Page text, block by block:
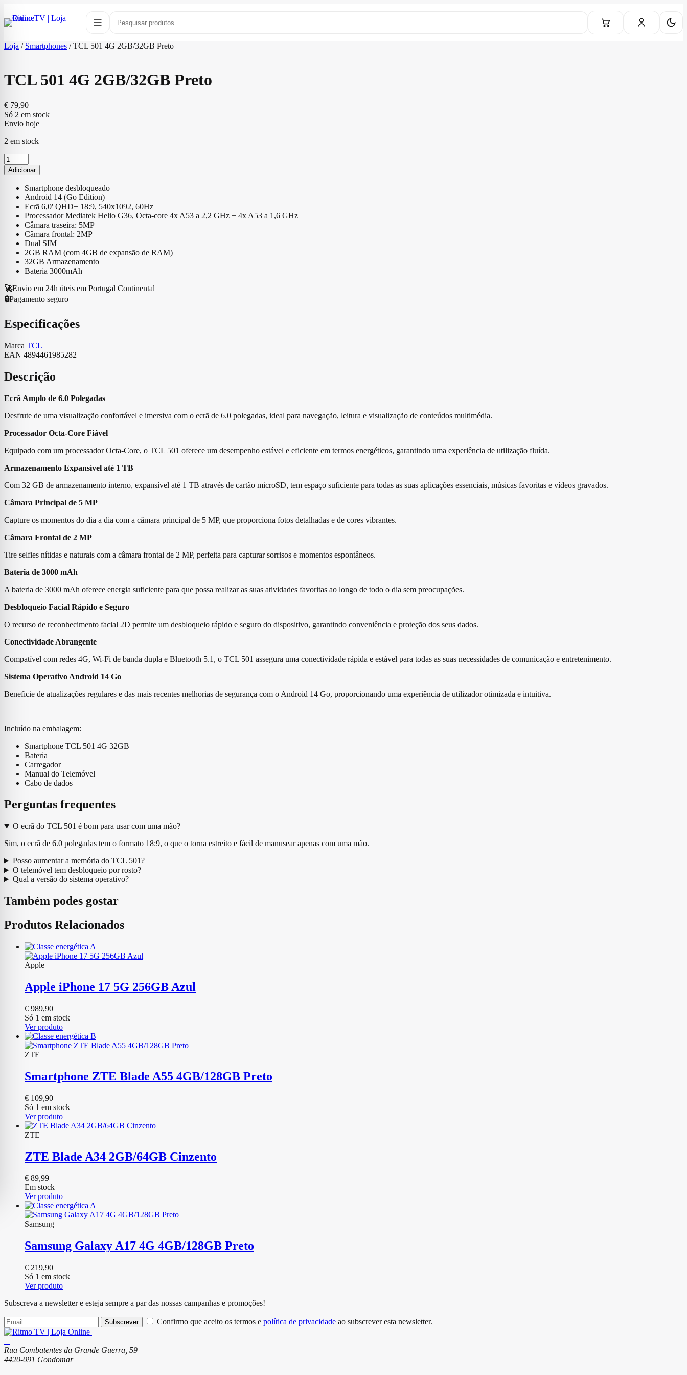
Loja / Smartphones / TCL 501 4G 2GB/32GB Preto
TCL 501 4G 2GB/32GB Preto
€ 79,90
Só 2 em stock
Envio hoje
2 em stock
Quantidade
de
TCL
2GB/32GB
Preto
Adicionar
Smartphone desbloqueado
Android 14 (Go Edition)
Ecrã 6,0' QHD+ 18:9, 540x1092, 60Hz
Processador Mediatek Helio G36, Octa-core 4x A53 a 2,2 GHz + 4x A53 a 1,6 GHz
Câmara traseira: 5MP
Câmara frontal: 2MP
Dual SIM
2GB RAM (com 4GB de expansão de RAM)
32GB Armazenamento
Bateria 3000mAh
🚀Envio em 24h úteis em Portugal Continental
🔒Pagamento seguro
Especificações
Marca TCL
EAN 4894461985282
Descrição
Ecrã Amplo de 6.0 Polegadas
Desfrute de uma visualização confortável e imersiva com o ecrã de 6.0 polegadas, ideal para navegação, leitura e visualização de conteúdos multimédia.
Processador Octa-Core Fiável
Equipado com um processador Octa-Core, o TCL 501 oferece um desempenho estável e eficiente em termos energéticos, garantindo uma experiência de utilização fluída.
Armazenamento Expansível até 1 TB
Com 32 GB de armazenamento interno, expansível até 1 TB através de cartão microSD, tem espaço suficiente para todas as suas aplicações essenciais, músicas favoritas e vídeos gravados.
Câmara Principal de 5 MP
Capture os momentos do dia a dia com a câmara principal de 5 MP, que proporciona fotos detalhadas e de cores vibrantes.
Câmara Frontal de 2 MP
Tire selfies nítidas e naturais com a câmara frontal de 2 MP, perfeita para capturar sorrisos e momentos espontâneos.
Bateria de 3000 mAh
A bateria de 3000 mAh oferece energia suficiente para que possa realizar as suas atividades favoritas ao longo de todo o dia sem preocupações.
Desbloqueio Facial Rápido e Seguro
O recurso de reconhecimento facial 2D permite um desbloqueio rápido e seguro do dispositivo, garantindo conveniência e proteção dos seus dados.
Conectividade Abrangente
Compatível com redes 4G, Wi-Fi de banda dupla e Bluetooth 5.1, o TCL 501 assegura uma conectividade rápida e estável para todas as suas necessidades de comunicação e entretenimento.
Sistema Operativo Android 14 Go
Beneficie de atualizações regulares e das mais recentes melhorias de segurança com o Android 14 Go, proporcionando uma experiência de utilizador otimizada e intuitiva.
Incluído na embalagem:
Smartphone TCL 501 4G 32GB
Bateria
Carregador
Manual do Telemóvel
Cabo de dados
Perguntas frequentes
O ecrã do TCL 501 é bom para usar com uma mão?
Sim, o ecrã de 6.0 polegadas tem o formato 18:9, o que o torna estreito e fácil de manusear apenas com uma mão.
Posso aumentar a memória do TCL 501?
O telemóvel tem desbloqueio por rosto?
Qual a versão do sistema operativo?
Também podes gostar
Produtos Relacionados
Apple
Apple iPhone 17 5G 256GB Azul
€ 989,90
Só 1 em stock
Ver produto
ZTE
Smartphone ZTE Blade A55 4GB/128GB Preto
€ 109,90
Só 1 em stock
Ver produto
ZTE
ZTE Blade A34 2GB/64GB Cinzento
€ 89,99
Em stock
Ver produto
Samsung
Samsung Galaxy A17 4G 4GB/128GB Preto
€ 219,90
Só 1 em stock
Ver produto
Subscreva a newsletter e esteja sempre a par das nossas campanhas e promoções!
Subscrever Confirmo que aceito os termos e política de privacidade ao subscrever esta newsletter.
Rua Combatentes da Grande Guerra, 59
4420-091 Gondomar